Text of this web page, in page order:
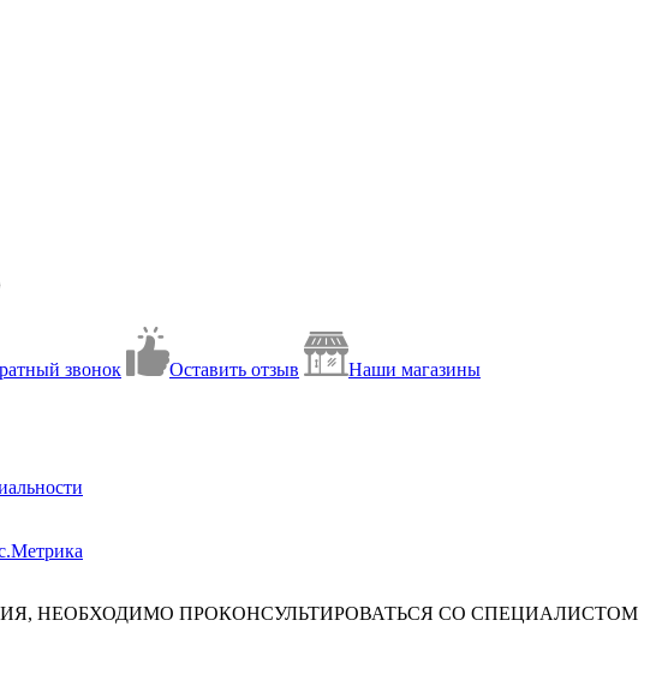
звонок Оставить отзыв
Наши магазины
НЕОБХОДИМО ПРОКОНСУЛЬТИРОВАТЬСЯ СО СПЕЦИАЛИСТОМ